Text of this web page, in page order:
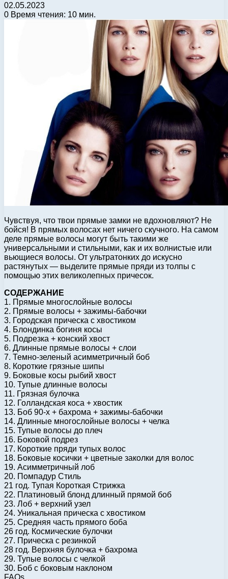
02.05.2023
0 Время чтения: 10 мин.
Чувствуя, что твои прямые замки не вдохновляют? Не
бойся! В прямых волосах нет ничего скучного. На самом
деле прямые волосы могут быть такими же
универсальными и стильными, как и их волнистые или
вьющиеся волосы. От ультратонких до искусно
растянутых — выделите прямые пряди из толпы с
помощью этих великолепных причесок.
СОДЕРЖАНИЕ
1. Прямые многослойные волосы
2. Прямые волосы + зажимы-бабочки
3. Городская прическа с хвостиком
4. Блондинка богиня косы
5. Подрезка + конский хвост
6. Длинные прямые волосы + слои
7. Темно-зеленый асимметричный боб
8. Короткие грязные шипы
9. Боковые косы рыбий хвост
10. Тупые длинные волосы
11. Грязная булочка
12. Голландская коса + хвостик
13. Боб 90-х + бахрома + зажимы-бабочки
14. Длинные многослойные волосы + челка
15. Тупые волосы до плеч
16. Боковой подрез
17. Короткие пряди тупых волос
18. Боковые косички + цветные заколки для волос
19. Асимметричный лоб
20. Помпадур Стиль
21 год. Тупая Короткая Стрижка
22. Платиновый блонд длинный прямой боб
23. Лоб + верхний узел
24. Уникальная прическа с хвостиком
25. Средняя часть прямого боба
26 год. Космические булочки
27. Прическа с резинкой
28 год. Верхняя булочка + бахрома
29. Тупые волосы с челкой
30. Боб с боковым наклоном
FAQs